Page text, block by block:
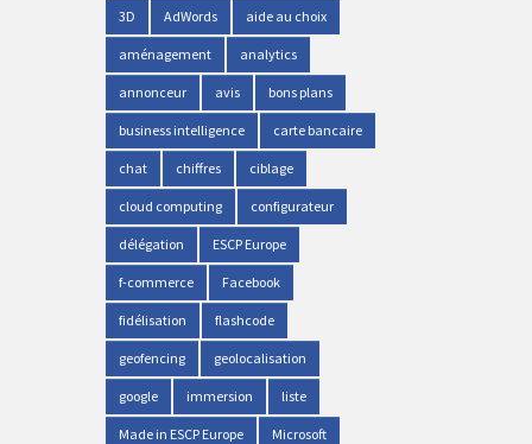
3D AdWords aide au choix
aménagement analytics
annonceur avis bons plans
business intelligence carte bancaire
chat chiffres ciblage
cloud computing configurateur
délégation ESCP Europe
f-commerce Facebook
fidélisation flashcode
geofencing geolocalisation
google immersion liste
Made in ESCP Europe Microsoft